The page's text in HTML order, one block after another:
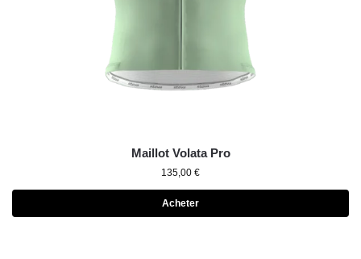
Maillot Volata Pro
135,00 €
Acheter